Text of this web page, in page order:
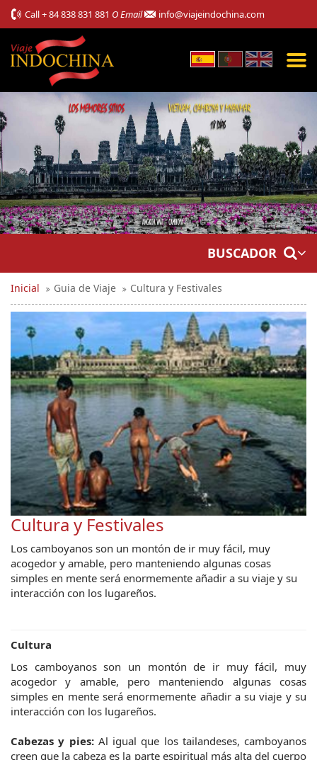
Call+ 84 838 831 881 O Email info@viajeindochina.com
BUSCADOR
Inicial Guia de Viaje Cultura y Festivales
Cultura y Festivales
Los camboyanos son un montón de ir muy fácil, muy
acogedor y amable, pero manteniendo algunas cosas
simples en mente será enormemente añadir a su viaje y su
interacción con los lugareños.
Cultura
Los camboyanos son un montón de ir muy fácil, muy
acogedor y amable, pero manteniendo algunas cosas
simples en mente será enormemente añadir a su viaje y su
interacción con los lugareños.
Cabezas y pies:Al igual que los tailandeses, camboyanos
creen que la cabeza es la parte espiritual más alta del cuerpo